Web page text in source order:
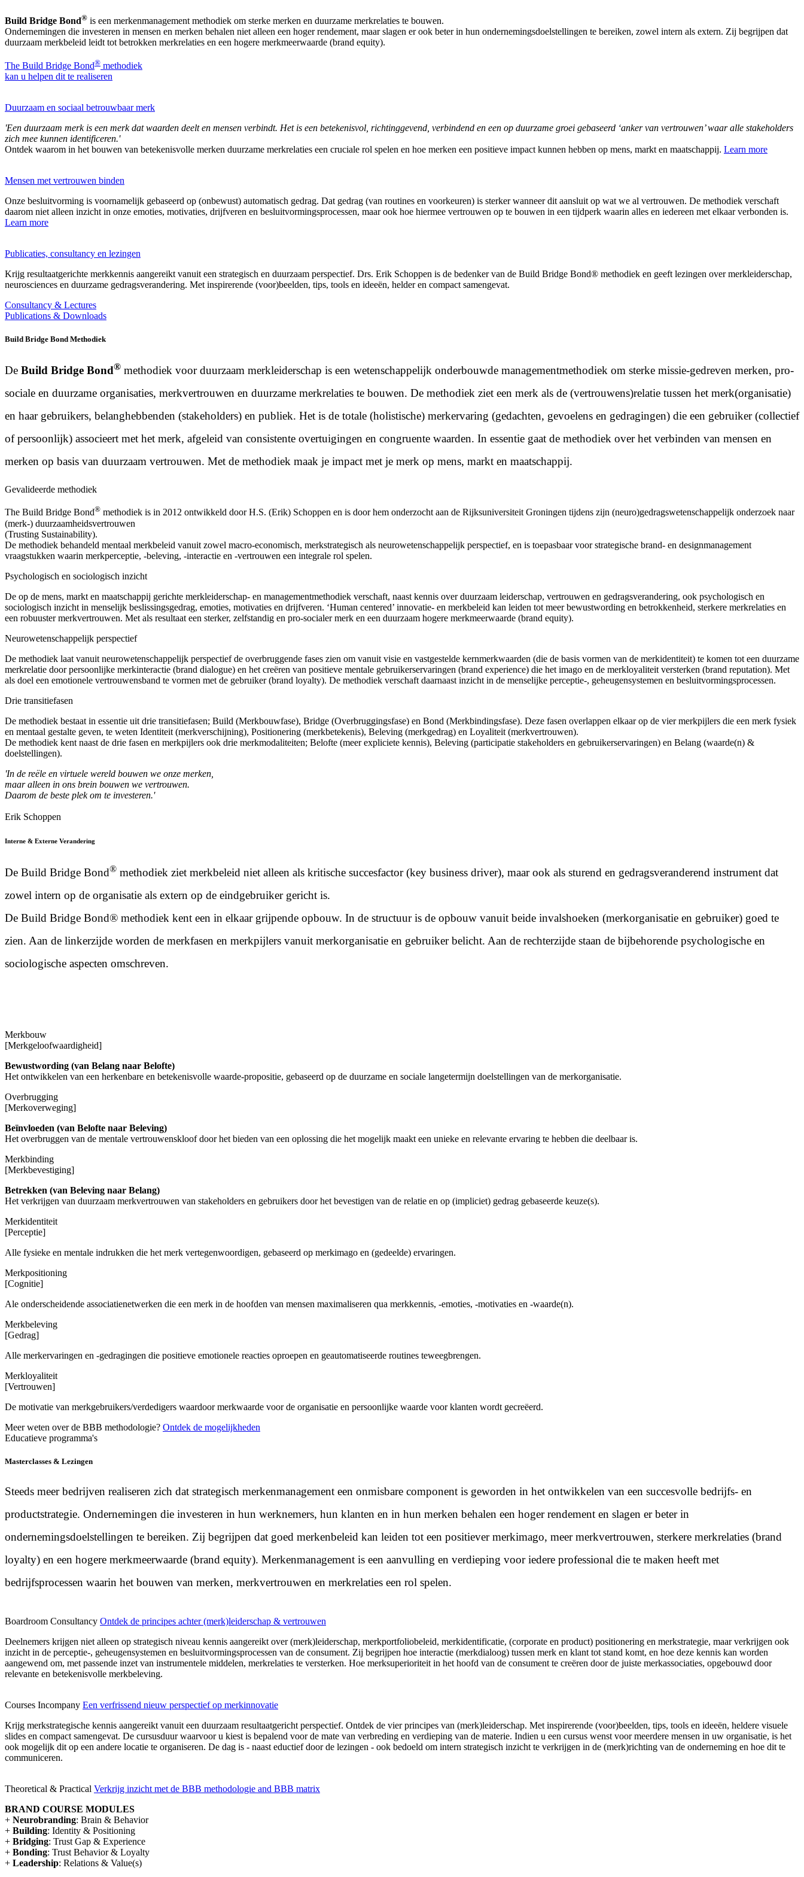
Build Bridge Bond® is een merkenmanagement methodiek om sterke merken en duurzame merkrelaties te bouwen.
Ondernemingen die investeren in mensen en merken behalen niet alleen een hoger rendement, maar slagen er ook beter in hun ondernemingsdoelstellingen te bereiken, zowel intern als extern. Zij begrijpen dat
duurzaam merkbeleid leidt tot betrokken merkrelaties en een hogere merkmeerwaarde (brand equity).
The Build Bridge Bond® methodiek
kan u helpen dit te realiseren
Duurzaam en sociaal betrouwbaar merk
'Een duurzaam merk is een merk dat waarden deelt en mensen verbindt. Het is een betekenisvol, richtinggevend, verbindend en een op duurzame groei gebaseerd ‘anker van vertrouwen’ waar alle stakeholders
zich mee kunnen identificeren.'
Ontdek waarom in het bouwen van betekenisvolle merken duurzame merkrelaties een cruciale rol spelen en hoe merken een positieve impact kunnen hebben op mens, markt en maatschappij. Learn more
Mensen met vertrouwen binden
Onze besluitvorming is voornamelijk gebaseerd op (onbewust) automatisch gedrag. Dat gedrag (van routines en voorkeuren) is sterker wanneer dit aansluit op wat we al vertrouwen. De methodiek verschaft
daarom niet alleen inzicht in onze emoties, motivaties, drijfveren en besluitvormingsprocessen, maar ook hoe hiermee vertrouwen op te bouwen in een tijdperk waarin alles en iedereen met elkaar verbonden is.
Learn more
Publicaties, consultancy en lezingen
Krijg resultaatgerichte merkkennis aangereikt vanuit een strategisch en duurzaam perspectief. Drs. Erik Schoppen is de bedenker van de Build Bridge Bond® methodiek en geeft lezingen over merkleiderschap,
neurosciences en duurzame gedragsverandering. Met inspirerende (voor)beelden, tips, tools en ideeën, helder en compact samengevat.
Consultancy & Lectures
Publications & Downloads
Build Bridge Bond Methodiek
De Build Bridge Bond® methodiek voor duurzaam merkleiderschap is een wetenschappelijk onderbouwde managementmethodiek om sterke missie-gedreven merken, pro-
sociale en duurzame organisaties, merkvertrouwen en duurzame merkrelaties te bouwen. De methodiek ziet een merk als de (vertrouwens)relatie tussen het merk(organisatie)
en haar gebruikers, belanghebbenden (stakeholders) en publiek. Het is de totale (holistische) merkervaring (gedachten, gevoelens en gedragingen) die een gebruiker (collectief
of persoonlijk) associeert met het merk, afgeleid van consistente overtuigingen en congruente waarden. In essentie gaat de methodiek over het verbinden van mensen en
merken op basis van duurzaam vertrouwen. Met de methodiek maak je impact met je merk op mens, markt en maatschappij.
Gevalideerde methodiek
The Build Bridge Bond® methodiek is in 2012 ontwikkeld door H.S. (Erik) Schoppen en is door hem onderzocht aan de Rijksuniversiteit Groningen tijdens zijn (neuro)gedragswetenschappelijk onderzoek naar
(merk-) duurzaamheidsvertrouwen
(Trusting Sustainability).
De methodiek behandeld mentaal merkbeleid vanuit zowel macro-economisch, merkstrategisch als neurowetenschappelijk perspectief, en is toepasbaar voor strategische brand- en designmanagement
vraagstukken waarin merkperceptie, -beleving, -interactie en -vertrouwen een integrale rol spelen.
Psychologisch en sociologisch inzicht
De op de mens, markt en maatschappij gerichte merkleiderschap- en managementmethodiek verschaft, naast kennis over duurzaam leiderschap, vertrouwen en gedragsverandering, ook psychologisch en
sociologisch inzicht in menselijk beslissingsgedrag, emoties, motivaties en drijfveren. ‘Human centered’ innovatie- en merkbeleid kan leiden tot meer bewustwording en betrokkenheid, sterkere merkrelaties en
een robuuster merkvertrouwen. Met als resultaat een sterker, zelfstandig en pro-socialer merk en een duurzaam hogere merkmeerwaarde (brand equity).
Neurowetenschappelijk perspectief
De methodiek laat vanuit neurowetenschappelijk perspectief de overbruggende fases zien om vanuit visie en vastgestelde kernmerkwaarden (die de basis vormen van de merkidentiteit) te komen tot een duurzame
merkrelatie door persoonlijke merkinteractie (brand dialogue) en het creëren van positieve mentale gebruikerservaringen (brand experience) die het imago en de merkloyaliteit versterken (brand reputation). Met
als doel een emotionele vertrouwensband te vormen met de gebruiker (brand loyalty). De methodiek verschaft daarnaast inzicht in de menselijke perceptie-, geheugensystemen en besluitvormingsprocessen.
Drie transitiefasen
De methodiek bestaat in essentie uit drie transitiefasen; Build (Merkbouwfase), Bridge (Overbruggingsfase) en Bond (Merkbindingsfase). Deze fasen overlappen elkaar op de vier merkpijlers die een merk fysiek
en mentaal gestalte geven, te weten Identiteit (merkverschijning), Positionering (merkbetekenis), Beleving (merkgedrag) en Loyaliteit (merkvertrouwen).
De methodiek kent naast de drie fasen en merkpijlers ook drie merkmodaliteiten; Belofte (meer expliciete kennis), Beleving (participatie stakeholders en gebruikerservaringen) en Belang (waarde(n) &
doelstellingen).
'In de reële en virtuele wereld bouwen we onze merken,
maar alleen in ons brein bouwen we vertrouwen.
Daarom de beste plek om te investeren.'
Erik Schoppen
Interne & Externe Verandering
De Build Bridge Bond® methodiek ziet merkbeleid niet alleen als kritische succesfactor (key business driver), maar ook als sturend en gedragsveranderend instrument dat
zowel intern op de organisatie als extern op de eindgebruiker gericht is.
De Build Bridge Bond® methodiek kent een in elkaar grijpende opbouw. In de structuur is de opbouw vanuit beide invalshoeken (merkorganisatie en gebruiker) goed te
zien. Aan de linkerzijde worden de merkfasen en merkpijlers vanuit merkorganisatie en gebruiker belicht. Aan de rechterzijde staan de bijbehorende psychologische en
sociologische aspecten omschreven.
Merkbouw
[Merkgeloofwaardigheid]
Bewustwording (van Belang naar Belofte)
Het ontwikkelen van een herkenbare en betekenisvolle waarde-propositie, gebaseerd op de duurzame en sociale langetermijn doelstellingen van de merkorganisatie.
Overbrugging
[Merkoverweging]
Beïnvloeden (van Belofte naar Beleving)
Het overbruggen van de mentale vertrouwenskloof door het bieden van een oplossing die het mogelijk maakt een unieke en relevante ervaring te hebben die deelbaar is.
Merkbinding
[Merkbevestiging]
Betrekken (van Beleving naar Belang)
Het verkrijgen van duurzaam merkvertrouwen van stakeholders en gebruikers door het bevestigen van de relatie en op (impliciet) gedrag gebaseerde keuze(s).
Merkidentiteit
[Perceptie]
Alle fysieke en mentale indrukken die het merk vertegenwoordigen, gebaseerd op merkimago en (gedeelde) ervaringen.
Merkpositioning
[Cognitie]
Ale onderscheidende associatienetwerken die een merk in de hoofden van mensen maximaliseren qua merkkennis, -emoties, -motivaties en -waarde(n).
Merkbeleving
[Gedrag]
Alle merkervaringen en -gedragingen die positieve emotionele reacties oproepen en geautomatiseerde routines teweegbrengen.
Merkloyaliteit
[Vertrouwen]
De motivatie van merkgebruikers/verdedigers waardoor merkwaarde voor de organisatie en persoonlijke waarde voor klanten wordt gecreëerd.
Meer weten over de BBB methodologie? Ontdek de mogelijkheden
Educatieve programma's
Masterclasses & Lezingen
Steeds meer bedrijven realiseren zich dat strategisch merkenmanagement een onmisbare component is geworden in het ontwikkelen van een succesvolle bedrijfs- en
productstrategie. Ondernemingen die investeren in hun werknemers, hun klanten en in hun merken behalen een hoger rendement en slagen er beter in
ondernemingsdoelstellingen te bereiken. Zij begrijpen dat goed merkenbeleid kan leiden tot een positiever merkimago, meer merkvertrouwen, sterkere merkrelaties (brand
loyalty) en een hogere merkmeerwaarde (brand equity). Merkenmanagement is een aanvulling en verdieping voor iedere professional die te maken heeft met
bedrijfsprocessen waarin het bouwen van merken, merkvertrouwen en merkrelaties een rol spelen.
Boardroom Consultancy Ontdek de principes achter (merk)leiderschap & vertrouwen
Deelnemers krijgen niet alleen op strategisch niveau kennis aangereikt over (merk)leiderschap, merkportfoliobeleid, merkidentificatie, (corporate en product) positionering en merkstrategie, maar verkrijgen ook
inzicht in de perceptie-, geheugensystemen en besluitvormingsprocessen van de consument. Zij begrijpen hoe interactie (merkdialoog) tussen merk en klant tot stand komt, en hoe deze kennis kan worden
aangewend om, met passende inzet van instrumentele middelen, merkrelaties te versterken. Hoe merksuperioriteit in het hoofd van de consument te creëren door de juiste merkassociaties, opgebouwd door
relevante en betekenisvolle merkbeleving.
Courses Incompany Een verfrissend nieuw perspectief op merkinnovatie
Krijg merkstrategische kennis aangereikt vanuit een duurzaam resultaatgericht perspectief. Ontdek de vier principes van (merk)leiderschap. Met inspirerende (voor)beelden, tips, tools en ideeën, heldere visuele
slides en compact samengevat. De cursusduur waarvoor u kiest is bepalend voor de mate van verbreding en verdieping van de materie. Indien u een cursus wenst voor meerdere mensen in uw organisatie, is het
ook mogelijk dit op een andere locatie te organiseren. De dag is - naast eductief door de lezingen - ook bedoeld om intern strategisch inzicht te verkrijgen in de (merk)richting van de onderneming en hoe dit te
communiceren.
Theoretical & Practical Verkrijg inzicht met de BBB methodologie and BBB matrix
BRAND COURSE MODULES
+ Neurobranding: Brain & Behavior
+ Building: Identity & Positioning
+ Bridging: Trust Gap & Experience
+ Bonding: Trust Behavior & Loyalty
+ Leadership: Relations & Value(s)